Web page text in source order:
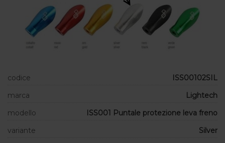
codice
ISS00102SIL
marca
Lightech
modello
ISS001 Puntale protezione leva freno
variante
Silver